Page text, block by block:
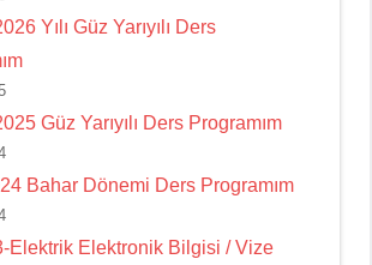
Yılı Güz Yarıyılı Ders
Güz Yarıyılı Ders Programım
Bahar Dönemi Ders Programım
Elektrik Elektronik Bilgisi / Vize